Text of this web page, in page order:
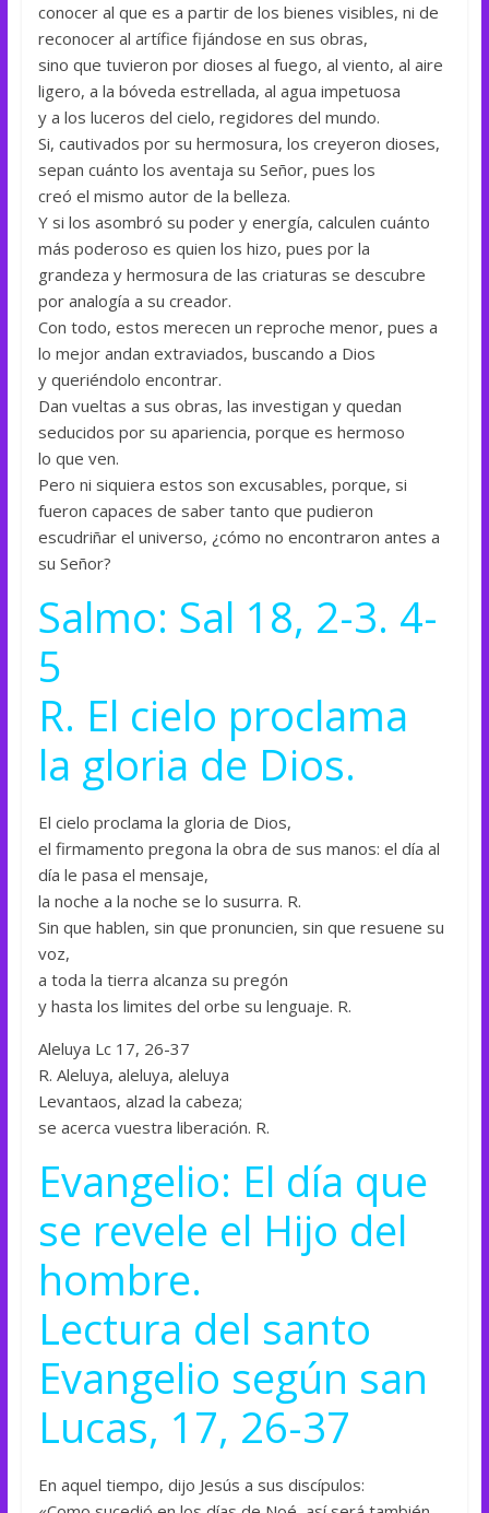
conocer al que es a partir de los bienes visibles, ni de
reconocer al artífice fijándose en sus obras,
sino que tuvieron por dioses al fuego, al viento, al aire
ligero, a la bóveda estrellada, al agua impetuosa
y a los luceros del cielo, regidores del mundo.
Si, cautivados por su hermosura, los creyeron dioses,
sepan cuánto los aventaja su Señor, pues los
creó el mismo autor de la belleza.
Y si los asombró su poder y energía, calculen cuánto
más poderoso es quien los hizo, pues por la
grandeza y hermosura de las criaturas se descubre
por analogía a su creador.
Con todo, estos merecen un reproche menor, pues a
lo mejor andan extraviados, buscando a Dios
y queriéndolo encontrar.
Dan vueltas a sus obras, las investigan y quedan
seducidos por su apariencia, porque es hermoso
lo que ven.
Pero ni siquiera estos son excusables, porque, si
fueron capaces de saber tanto que pudieron
escudriñar el universo, ¿cómo no encontraron antes a
su Señor?
Salmo: Sal 18, 2-3. 4-
5
R. El cielo proclama
la gloria de Dios.
El cielo proclama la gloria de Dios,
el firmamento pregona la obra de sus manos: el día al
día le pasa el mensaje,
la noche a la noche se lo susurra. R.
Sin que hablen, sin que pronuncien, sin que resuene su
voz,
a toda la tierra alcanza su pregón
y hasta los limites del orbe su lenguaje. R.
Aleluya Lc 17, 26-37
R. Aleluya, aleluya, aleluya
Levantaos, alzad la cabeza;
se acerca vuestra liberación. R.
Evangelio: El día que
se revele el Hijo del
hombre.
Lectura del santo
Evangelio según san
Lucas, 17, 26-37
En aquel tiempo, dijo Jesús a sus discípulos: